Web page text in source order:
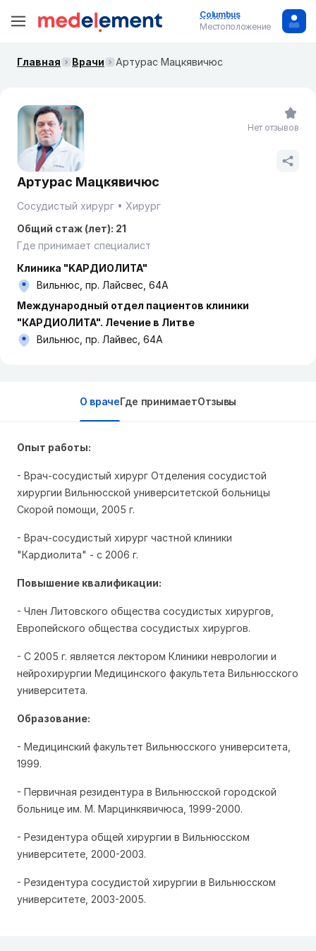
Columbus
Местоположение
Главная Врачи Артурас Мацкявичюс
Артурас Мацкявичюс
Сосудистый хирург
Хирург
Общий стаж (лет): 21
Где принимает специалист
Клиника "KAРДИОЛИТА"
Вильнюс, пр. Лайсвес, 64A
Международный отдел пациентов клиники
"КАРДИОЛИТА". Лечение в Литве
Вильнюс, пр. Лайвес, 64A
Нет отзывов
О врачеГде принимаетОтзывы
Опыт работы:
- Врач-сосудистый хирург Отделения сосудистой
хирургии Вильнюсской университетской больницы
Скорой помощи, 2005 г.
- Врач-сосудистый хирург частной клиники
"Кардиолита" - с 2006 г.
Повышение квалификации:
- Член Литовского общества сосудистых хирургов,
Eвропейского общества сосудистых хирургов.
- С 2005 г. является лектором Клиники неврологии и
нейрохирургии Медицинского факультета Вильнюсского
университета.
Образование:
- Медицинский факультет Вильнюсского университета,
1999.
- Первичная резидентура в Вильнюсской городской
больнице им. М. Марцинкявичюса, 1999-2000.
- Резидентура общей хирургии в Вильнюсском
университете, 2000-2003.
- Резидентура сосудистой хирургии в Вильнюсском
университете, 2003-2005.